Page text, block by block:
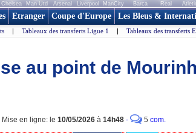
Chelsea Man Utd Arsenal Liverpool ManCity Barca Real
Etranger Coupe d'Europe Les Bleus &
| Tableaux des transferts Ligue 1 | Tableaux des transferts
au point de
Mise en ligne: le 10/05/2026 à 14h48 - 5 com.